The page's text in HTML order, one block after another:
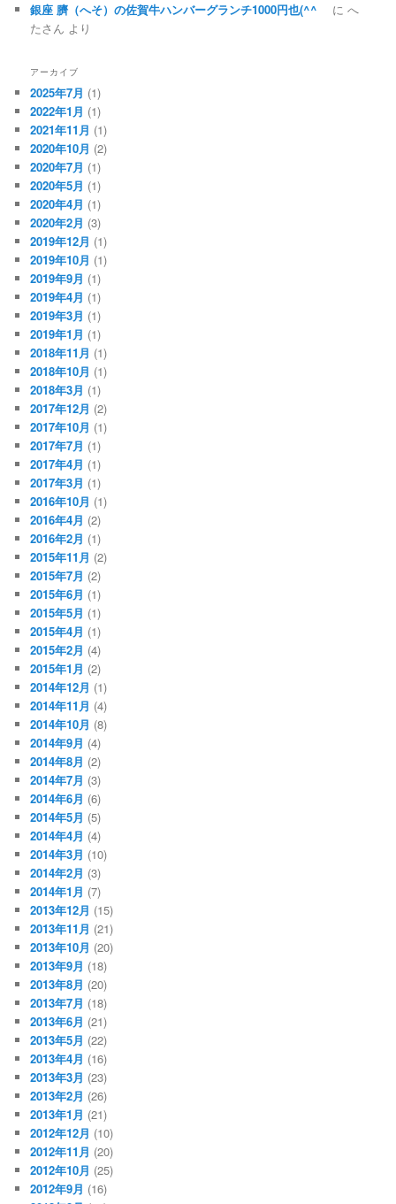
銀座 臍（へそ）の佐賀牛ハンバーグランチ1000円也(^^ゞ にへ
たさん より
アーカイブ
2025年7月 (1)
2022年1月 (1)
2021年11月 (1)
2020年10月 (2)
2020年7月 (1)
2020年5月 (1)
2020年4月 (1)
2020年2月 (3)
2019年12月 (1)
2019年10月 (1)
2019年9月 (1)
2019年4月 (1)
2019年3月 (1)
2019年1月 (1)
2018年11月 (1)
2018年10月 (1)
2018年3月 (1)
2017年12月 (2)
2017年10月 (1)
2017年7月 (1)
2017年4月 (1)
2017年3月 (1)
2016年10月 (1)
2016年4月 (2)
2016年2月 (1)
2015年11月 (2)
2015年7月 (2)
2015年6月 (1)
2015年5月 (1)
2015年4月 (1)
2015年2月 (4)
2015年1月 (2)
2014年12月 (1)
2014年11月 (4)
2014年10月 (8)
2014年9月 (4)
2014年8月 (2)
2014年7月 (3)
2014年6月 (6)
2014年5月 (5)
2014年4月 (4)
2014年3月 (10)
2014年2月 (3)
2014年1月 (7)
2013年12月 (15)
2013年11月 (21)
2013年10月 (20)
2013年9月 (18)
2013年8月 (20)
2013年7月 (18)
2013年6月 (21)
2013年5月 (22)
2013年4月 (16)
2013年3月 (23)
2013年2月 (26)
2013年1月 (21)
2012年12月 (10)
2012年11月 (20)
2012年10月 (25)
2012年9月 (16)